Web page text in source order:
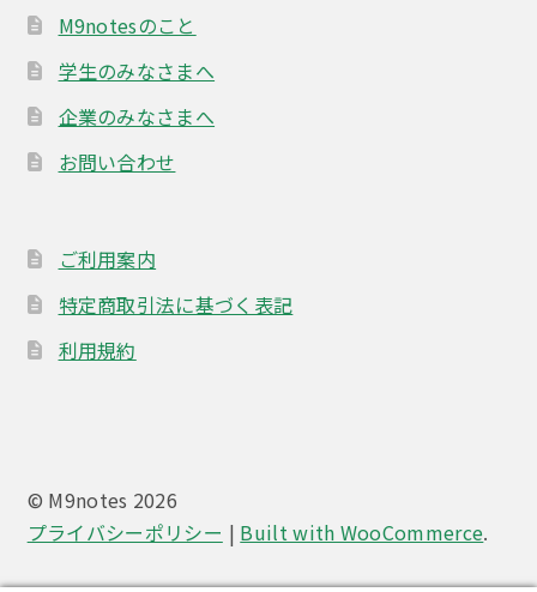
M9notesのこと
学生のみなさまへ
企業のみなさまへ
お問い合わせ
ご利用案内
特定商取引法に基づく表記
利用規約
© M9notes 2026
プライバシーポリシー
Built with WooCommerce.